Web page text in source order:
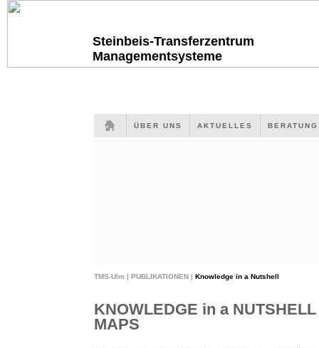
Steinbeis-Transferzentrum
Managementsysteme
ÜBER UNS AKTUELLES
TMS-Ulm | PUBLIKATIONEN | Knowledge in a Nutshell
KNOWLEDGE in a
MAPS